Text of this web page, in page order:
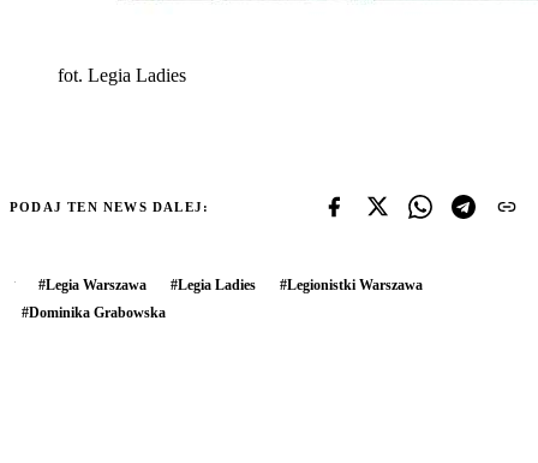
fot. Legia Ladies
PODAJ TEN NEWS DALEJ:
#Legia Warszawa #Legia Ladies #Legionistki Warszawa
#Dominika Grabowska